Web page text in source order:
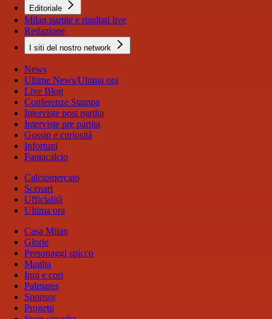
Editoriale
Milan partite e risultati live
Redazione
I siti del nostro network
News
Ultime News/Ultima ora
Live Blog
Conferenze Stampa
Interviste post partita
Interviste pre partita
Gossip e curiosità
Infortuni
Fantacalcio
Calciomercato
Scenari
Ufficialità
Ultima ora
Casa Milan
Glorie
Personaggi spicco
Maglia
Inni e cori
Palmares
Sponsor
Progetti